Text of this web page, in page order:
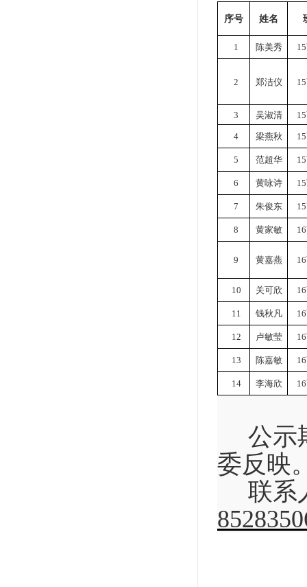
序号 姓名
1 陈美秀
2 郑洁仪
3 吴淑清
4 梁燕秋
5 范超华
6 黄咏诗
7 朱俊东
8 黄家敏
9 黄嘉燕
10 关可欣
11 钱秋凡
12 卢敏莹
13 陈嘉敏
14 李海欣
公示
委反映
联系